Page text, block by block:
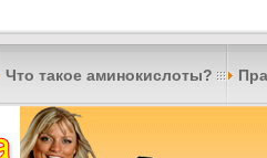
Что такое аминокислоты?